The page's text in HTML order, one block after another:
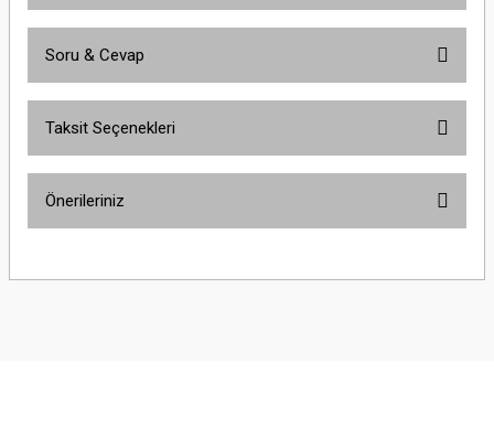
Soru & Cevap
Taksit Seçenekleri
Önerileriniz
yetersiz gördüğünüz noktaları öneri formunu kullanarak tarafımıza